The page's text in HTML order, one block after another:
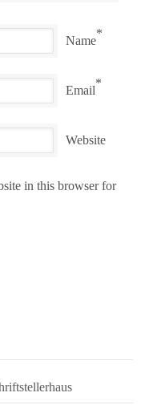
Name
*
Email
*
Website
in this browser for